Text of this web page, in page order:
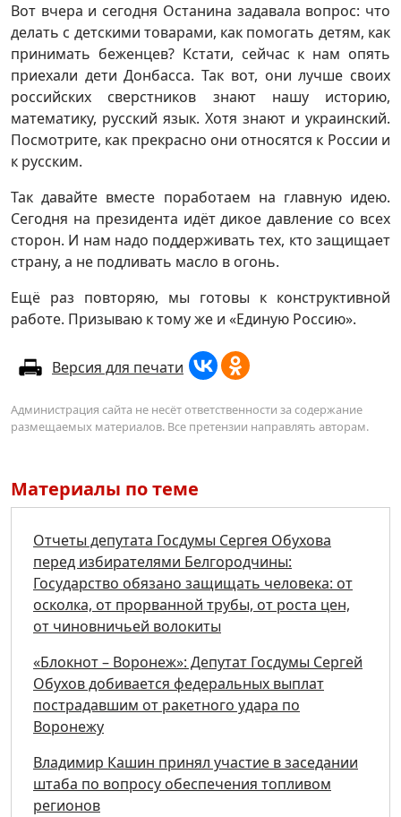
Вот вчера и сегодня Останина задавала вопрос: что
делать с детскими товарами, как помогать детям, как
принимать беженцев? Кстати, сейчас к нам опять
приехали дети Донбасса. Так вот, они лучше своих
российских сверстников знают нашу историю,
математику, русский язык. Хотя знают и украинский.
Посмотрите, как прекрасно они относятся к России и
к русским.
Так давайте вместе поработаем на главную идею.
Сегодня на президента идёт дикое давление со всех
сторон. И нам надо поддерживать тех, кто защищает
страну, а не подливать масло в огонь.
Ещё раз повторяю, мы готовы к конструктивной
работе. Призываю к тому же и «Единую Россию».
Версия для печати
Администрация сайта не несёт ответственности за содержание
размещаемых материалов. Все претензии направлять авторам.
Материалы по теме
Отчеты депутата Госдумы Сергея Обухова
перед избирателями Белгородчины:
Государство обязано защищать человека: от
осколка, от прорванной трубы, от роста цен,
от чиновничьей волокиты
«Блокнот – Воронеж»: Депутат Госдумы Сергей
Обухов добивается федеральных выплат
пострадавшим от ракетного удара по
Воронежу
Владимир Кашин принял участие в заседании
штаба по вопросу обеспечения топливом
регионов